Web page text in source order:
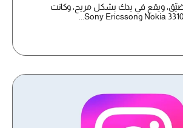
ويقع في يدك بشكل مريح، وكانت